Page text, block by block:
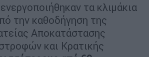
τα κλιμάκια
την καθοδήγηση της
Αποκατάστασης
και Κρατικής